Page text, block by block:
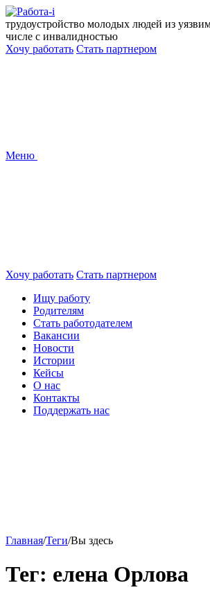
Перейти
к
содержанию
трудоустройство молодых людей из
числе с инвалидностью
Хочу работать Стать партнером
Меню
Хочу работать Стать партнером
Ищу работу
Родителям
Стать работодателем
Вакансии
Новости
Истории
Кейсы
О нас
Контакты
Поддержать нас
Главная/Теги/Вы здесь
Тег: елена Орлова